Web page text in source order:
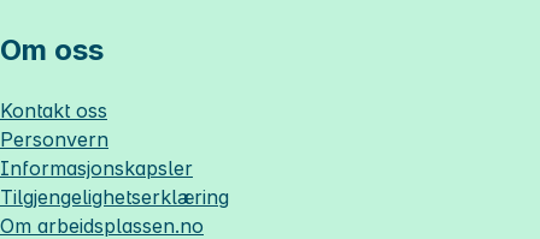
Om oss
Kontakt oss
Personvern
Informasjonskapsler
Tilgjengelighetserklæring
Om arbeidsplassen.no